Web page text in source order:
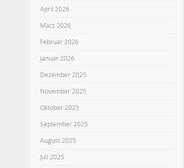
April 2026
März 2026
Februar 2026
Januar 2026
Dezember 2025
November 2025
Oktober 2025
September 2025
August 2025
Juli 2025